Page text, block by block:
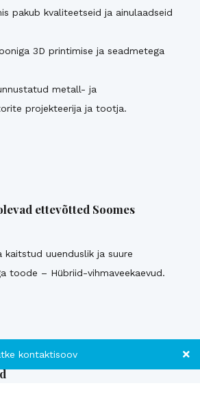
pakub kvaliteetseid ja ainulaadseid
3D printimise ja seadmetega
metall- ja
projekteerija ja tootja.
ettevõtted Soomes
kaitstud uuenduslik ja suure
toode – Hübriid-vihmaveekaevud.
kontaktisoov